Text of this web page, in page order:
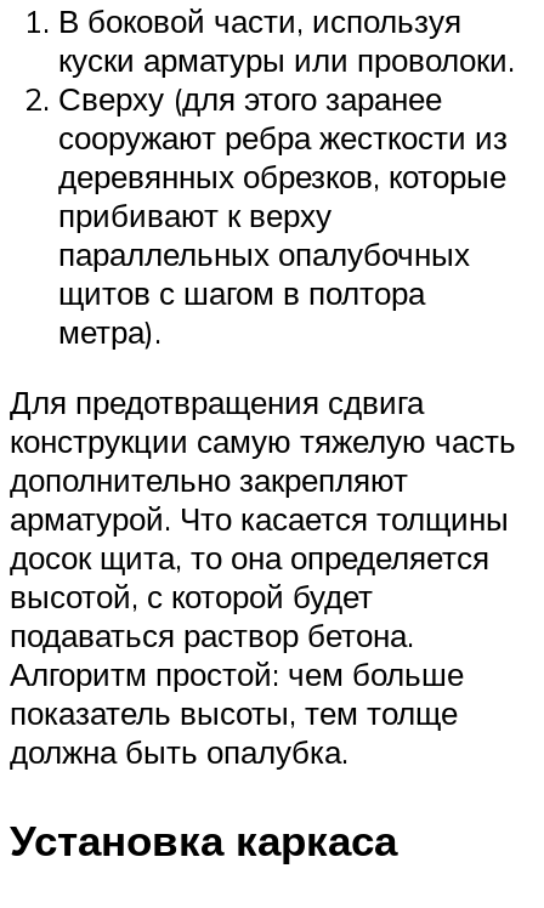
В боковой части, используя
куски арматуры или проволоки.
Сверху (для этого заранее
сооружают ребра жесткости из
деревянных обрезков, которые
прибивают к верху
параллельных опалубочных
щитов с шагом в полтора
метра).
Для предотвращения сдвига
конструкции самую тяжелую часть
дополнительно закрепляют
арматурой. Что касается толщины
досок щита, то она определяется
высотой, с которой будет
подаваться раствор бетона.
Алгоритм простой: чем больше
показатель высоты, тем толще
должна быть опалубка.
Установка каркаса